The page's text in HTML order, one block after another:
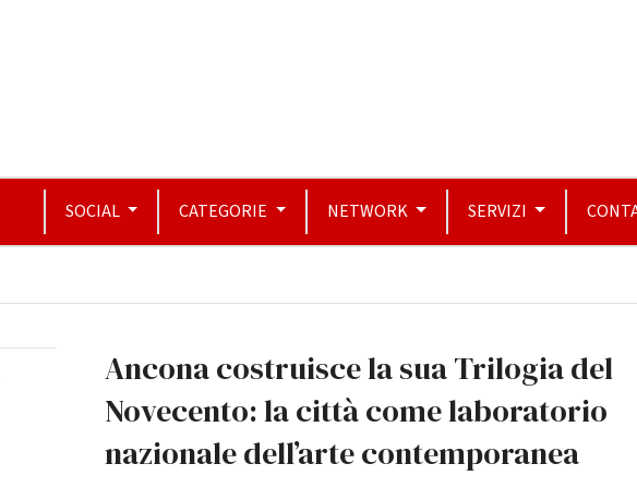
SOCIAL CATEGORIE NETWORK SERVIZI
Ancona costruisce la sua Trilogia del
Novecento: la città come laboratorio
nazionale dell’arte contemporanea